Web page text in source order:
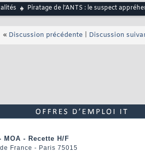
Piratage de l’ANTS : le suspect
« Discussion précédente Discussion
- Recette H/F
France - Paris 75015